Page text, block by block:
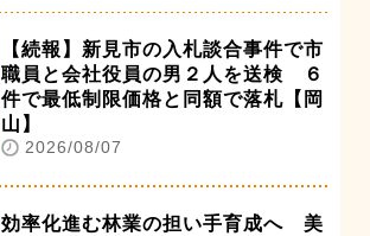
【続報】新見市の入札談合事件で市
職員と会社役員の男２人を送検 ６
件で最低制限価格と同額で落札【岡
山】
2026/08/07
効率化進む林業の担い手育成へ 美